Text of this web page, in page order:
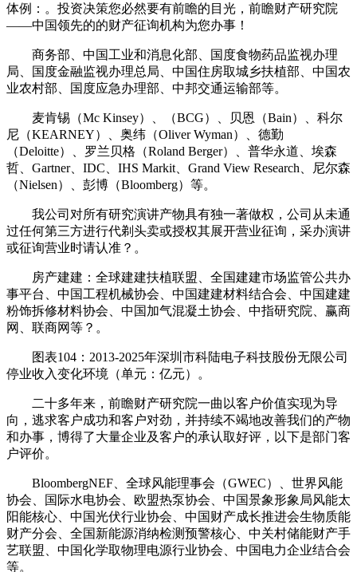
体例：。投资决策您必然要有前瞻的目光，前瞻财产研究院
——中国领先的的财产征询机构为您办事！
商务部、中国工业和消息化部、国度食物药品监视办理
局、国度金融监视办理总局、中国住房取城乡扶植部、中国农
业农村部、国度应急办理部、中邦交通运输部等。
麦肯锡（Mc Kinsey）、（BCG）、贝恩（Bain）、科尔
尼（KEARNEY）、奥纬（Oliver Wyman）、德勤
（Deloitte）、罗兰贝格（Roland Berger）、普华永道、埃森
哲、Gartner、IDC、IHS Markit、Grand View Research、尼尔森
（Nielsen）、彭博（Bloomberg）等。
我公司对所有研究演讲产物具有独一著做权，公司从未通
过任何第三方进行代剃头卖或授权其展开营业征询，采办演讲
或征询营业时请认准？。
房产建建：全球建建扶植联盟、全国建建市场监管公共办
事平台、中国工程机械协会、中国建建材料结合会、中国建建
粉饰拆修材料协会、中国加气混凝土协会、中指研究院、赢商
网、联商网等？。
图表104：2013-2025年深圳市科陆电子科技股份无限公司
停业收入变化环境（单元：亿元）。
二十多年来，前瞻财产研究院一曲以客户价值实现为导
向，逃求客户成功和客户对劲，并持续不竭地改善我们的产物
和办事，博得了大量企业及客户的承认取好评，以下是部门客
户评价。
BloombergNEF、全球风能理事会（GWEC）、世界风能
协会、国际水电协会、欧盟热泵协会、中国景象形象局风能太
阳能核心、中国光伏行业协会、中国财产成长推进会生物质能
财产分会、全国新能源消纳检测预警核心、中关村储能财产手
艺联盟、中国化学取物理电源行业协会、中国电力企业结合会
等。